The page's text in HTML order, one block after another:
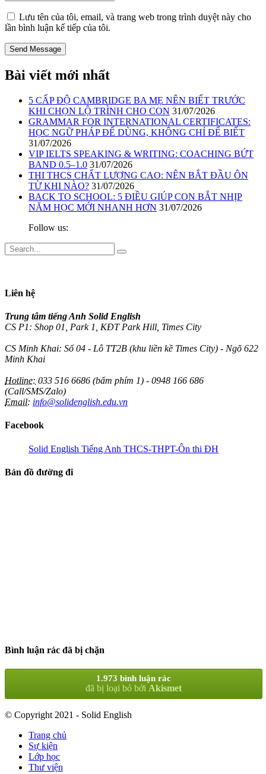
Lưu tên của tôi, email, và trang web trong trình duyệt này cho
lần bình luận kế tiếp của tôi.
Bài viết mới nhất
5 CẤP ĐỘ CAMBRIDGE BA MẸ NÊN BIẾT TRƯỚC
KHI CHỌN LỘ TRÌNH CHO CON 31/07/2026
GRAMMAR FOR INTERNATIONAL CERTIFICATES:
HỌC NGỮ PHÁP ĐỂ DÙNG, KHÔNG CHỈ ĐỂ BIẾT
31/07/2026
VIP IELTS SPEAKING & WRITING: COACHING BỨT
BAND 0.5–1.0 31/07/2026
THI THCS CHẤT LƯỢNG CAO: NÊN BẮT ĐẦU ÔN
TỪ KHI NÀO? 31/07/2026
BACK TO SCHOOL: 5 ĐIỀU GIÚP CON BẮT NHỊP
NĂM HỌC MỚI NHANH HƠN 31/07/2026
Follow us:
Liên hệ
Trung tâm tiếng Anh Solid English
CS P1: Shop 01, Park 1, KĐT Park Hill, Times City
CS Minh Khai: Số 04 - Lô TT2B (khu liền kề Times City) - Ngõ 622
Minh Khai
Hotline: 033 516 6686 (bấm phím 1) - 0948 166 686
(Call/SMS/Zalo)
Email: info@solidenglish.edu.vn
Facebook
Solid English Tiếng Anh THCS-THPT-Ôn thi ĐH
Bản đồ đường đi
Bình luận rác đã bị chặn
1.973 bình luận rác
đã bị loại bỏ bởi Akismet
© Copyright 2021 - Solid English
Trang chủ
Sự kiện
Lớp học
Thư viện